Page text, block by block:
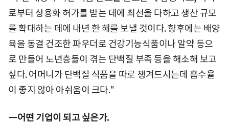
로부터 상용화 허가를 받는 데에 최선을 다하고 생산 규모
를 확대하는 데에 내년 한 해를 보낼 것이다. 향후에는 배양
육을 동결 건조한 파우더로 건강기능식품이나 알약 등으
로 만들어 노년층들이 겪는 단백질 부족 등을 해소해 보고
싶다. 어머니가 단백질 식품을 따로 챙겨드시는데 흡수율
이 좋지 않아 아쉬움이 크다."
―어떤 기업이 되고 싶은가.